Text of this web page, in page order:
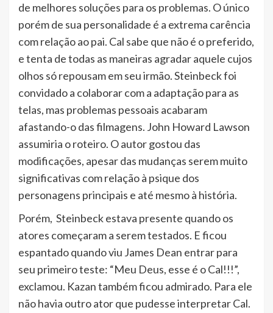
de melhores soluções para os problemas. O único
porém de sua personalidade é a extrema carência
com relação ao pai. Cal sabe que não é o preferido,
e tenta de todas as maneiras agradar aquele cujos
olhos só repousam em seu irmão. Steinbeck foi
convidado a colaborar com a adaptação para as
telas, mas problemas pessoais acabaram
afastando-o das filmagens. John Howard Lawson
assumiria o roteiro. O autor gostou das
modificações, apesar das mudanças serem muito
significativas com relação à psique dos
personagens principais e até mesmo à história.
Porém, Steinbeck estava presente quando os
atores começaram a serem testados. E ficou
espantado quando viu James Dean entrar para
seu primeiro teste: “Meu Deus, esse é o Cal!!!”,
exclamou. Kazan também ficou admirado. Para ele
não havia outro ator que pudesse interpretar Cal.